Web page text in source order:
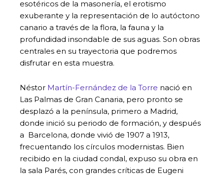
esotéricos de la masonería, el erotismo
exuberante y la representación de lo autóctono
canario a través de la flora, la fauna y la
profundidad insondable de sus aguas. Son obras
centrales en su trayectoria que podremos
disfrutar en esta muestra.
Néstor Martín-Fernández de la Torre nació en
Las Palmas de Gran Canaria, pero pronto se
desplazó a la península, primero a Madrid,
donde inició su periodo de formación, y después
a Barcelona, donde vivió de 1907 a 1913,
frecuentando los círculos modernistas. Bien
recibido en la ciudad condal, expuso su obra en
la sala Parés, con grandes críticas de Eugeni